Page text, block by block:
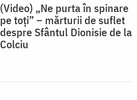
(Video) „Ne purta în spinare
pe toți” – mărturii de suflet
despre Sfântul Dionisie de la
Colciu